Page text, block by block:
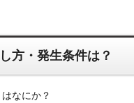
方・発生条件は？
なにか？